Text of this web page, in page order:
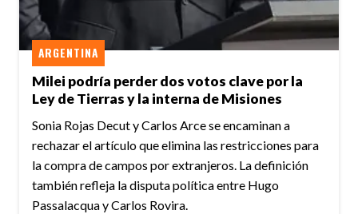
Milei podría perder dos votos clave por la
Ley de Tierras y la interna de Misiones
ARGENTINA
Sonia Rojas Decut y Carlos Arce se encaminan a
rechazar el artículo que elimina las restricciones para
la compra de campos por extranjeros. La definición
también refleja la disputa política entre Hugo
Passalacqua y Carlos Rovira.